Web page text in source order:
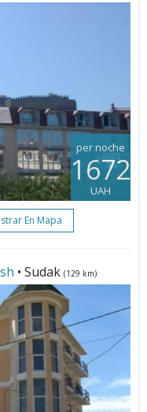
per noche
1672
UAH
En Mapa
• Sudak (129 km)